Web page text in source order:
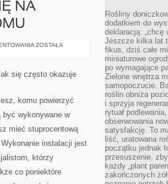
NA
CORAZ
SKUPIA
SIĘ
WNĘTRZ
SWOJEGO
ZOSTAŁA
się często okazuje
komu powierzyć
wykonywane w
mieć stuprocentową
instalacji jest
którzy
co poniektóre
Rośliny
dodatkiem do
deklaracją: „chcę
Jeszcze kilka lat
fikus, dziś całe
miniaturowe
po wymagające
Zielone wnętrza
samopoczucie.
roślin obniża
i sprzyja
rytuał
obserwowania
satysfakcję. To
liść, uratowana
początku jednak
przesuszenie,
każdy „plant
zakończonych